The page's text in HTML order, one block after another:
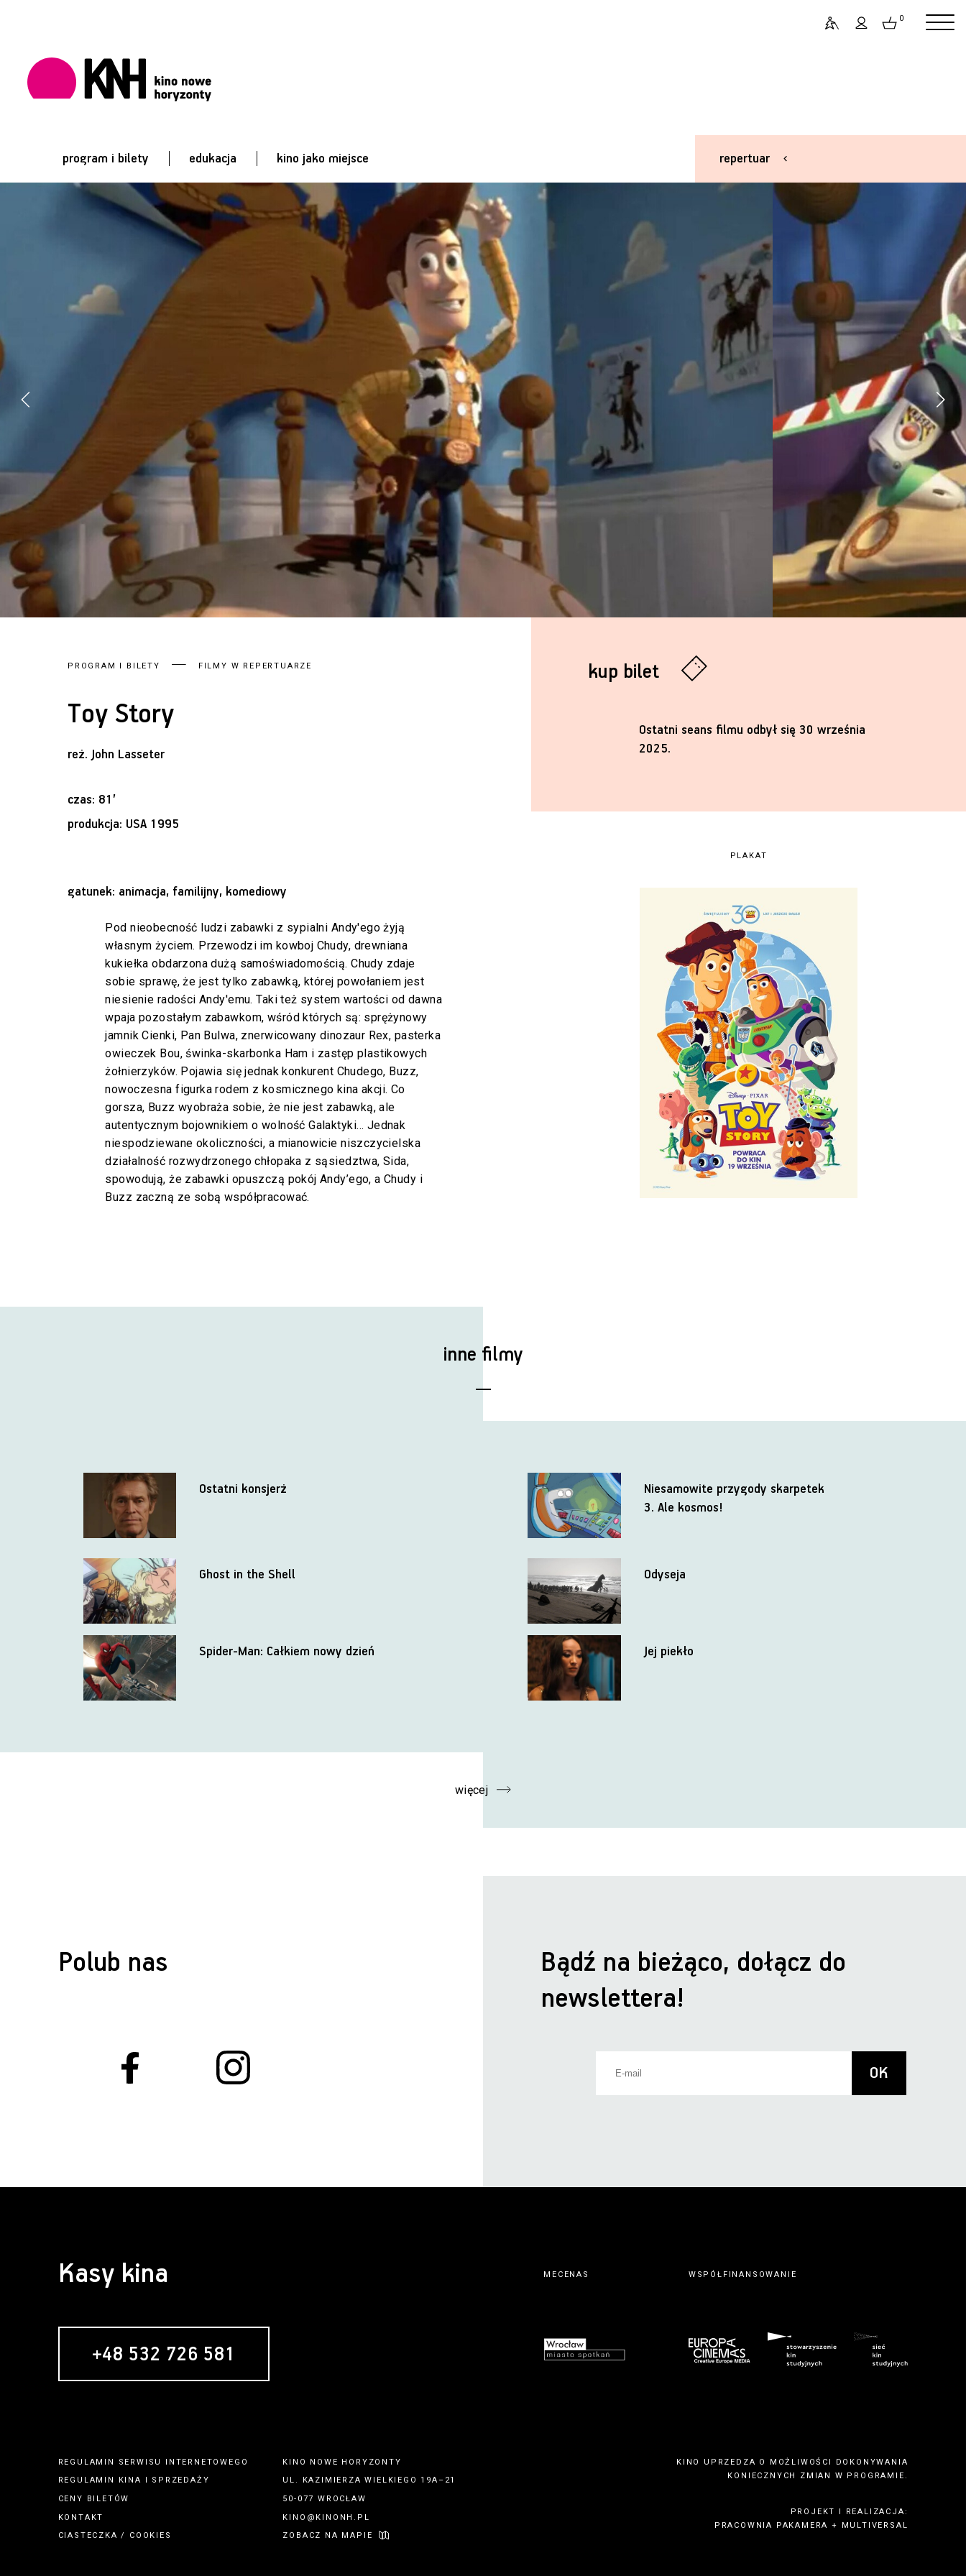
0
program i bilety edukacja kino jako miejsce repertuar
kup bilet
Ostatni seans filmu odbył się 30 września
2025.
PLAKAT
PROGRAM I BILETY FILMY W REPERTUARZE
Toy Story
reż. John Lasseter
czas: 81’
produkcja: USA 1995
gatunek: animacja, familijny, komediowy
Pod nieobecność ludzi zabawki z sypialni Andy'ego żyją
własnym życiem. Przewodzi im kowboj Chudy, drewniana
kukiełka obdarzona dużą samoświadomością. Chudy zdaje
sobie sprawę, że jest tylko zabawką, której powołaniem jest
niesienie radości Andy'emu. Taki też system wartości od dawna
wpaja pozostałym zabawkom, wśród których są: sprężynowy
jamnik Cienki, Pan Bulwa, znerwicowany dinozaur Rex, pasterka
owieczek Bou, świnka-skarbonka Ham i zastęp plastikowych
żołnierzyków. Pojawia się jednak konkurent Chudego, Buzz,
nowoczesna figurka rodem z kosmicznego kina akcji. Co
gorsza, Buzz wyobraża sobie, że nie jest zabawką, ale
autentycznym bojownikiem o wolność Galaktyki… Jednak
niespodziewane okoliczności, a mianowicie niszczycielska
działalność rozwydrzonego chłopaka z sąsiedztwa, Sida,
spowodują, że zabawki opuszczą pokój Andy’ego, a Chudy i
Buzz zaczną ze sobą współpracować.
inne filmy
Ostatni konsjerż
Niesamowite przygody skarpetek
3. Ale kosmos!
Ghost in the Shell Odyseja
Spider-Man: Całkiem nowy dzień Jej piekło
więcej
Polub nas
Bądź na bieżąco, dołącz do
newslettera!
Kasy kina
+48 532 726 581
MECENAS WSPÓŁFINANSOWANIE
REGULAMIN SERWISU INTERNETOWEGO
REGULAMIN
KINA
SPRZEDAŻY
CENY BILETÓW
KONTAKT
CIASTECZKA / COOKIES
KINO NOWE HORYZONTY
UL. KAZIMIERZA WIELKIEGO 19A–21
50-077 WROCŁAW
KINO@KINONH.PL
ZOBACZ NA MAPIE
KINO UPRZEDZA O MOŻLIWOŚCI DOKONYWANIA
KONIECZNYCH ZMIAN W PROGRAMIE.
PROJEKT I REALIZACJA:
PRACOWNIA PAKAMERA + MULTIVERSAL